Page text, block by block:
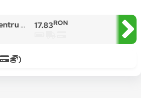
ID Hydro 010, 5 ml 17.83RON
)